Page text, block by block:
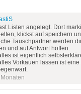
Listen angelegt. Dort
klickst auf speichern
Tauschpartner werden
und auf Antwort hoffen.
ist eigentlich
Vorkauen lassen ist